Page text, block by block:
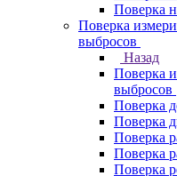
Поверка
Поверка
выбросов
Назад
Поверка
выбросов
Поверка
Поверка
Поверка
Поверка
Поверка